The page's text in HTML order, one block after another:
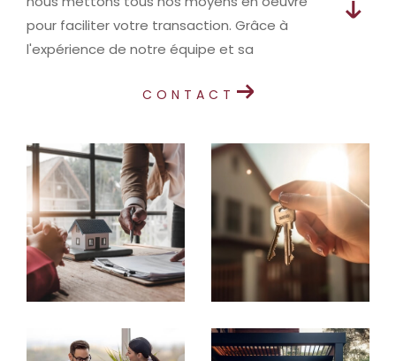
pour faciliter votre transaction. Grâce à
l'expérience de notre équipe et sa
Bains, nous vous proposerons des biens
Maisons, villas, Studios, 2 pièces, 3 Pièces et
plus, découvrez dès à présent tous nos listings
de vente et location de biens immobiliers.
CONTACT